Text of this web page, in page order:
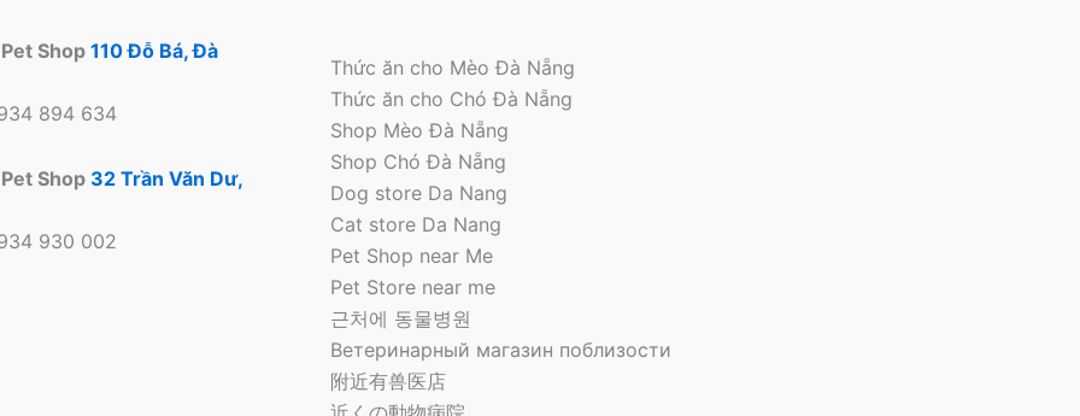
Shop 110 Đỗ Bá, Đà
894 634
Shop 32 Trần Văn Dư,
930 002
Thức ăn cho Mèo Đà Nẵng
Thức ăn cho Chó Đà Nẵng
Shop Mèo Đà Nẵng
Shop Chó Đà Nẵng
Dog store Da Nang
Cat store Da Nang
Pet Shop near Me
Pet Store near me
근처에 동물병원
Ветеринарный магазин поблизости
附近有兽医店